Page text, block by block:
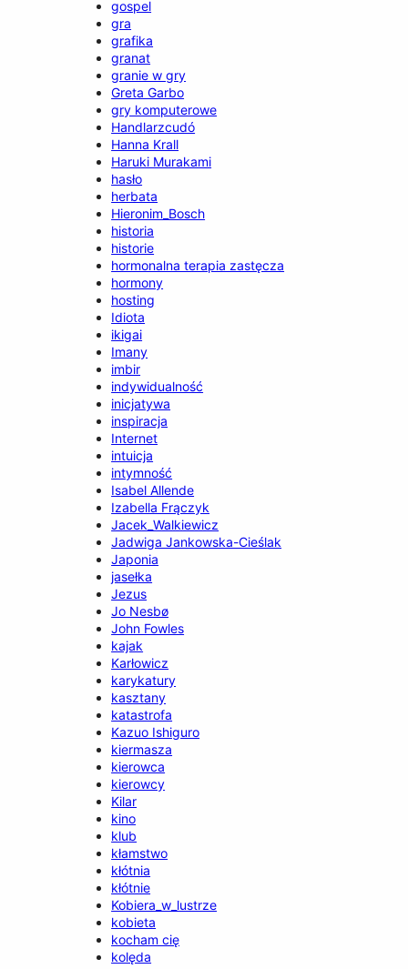
gospel
gra
grafika
granat
granie w gry
Greta Garbo
gry komputerowe
Handlarzcudó
Hanna Krall
Haruki Murakami
hasło
herbata
Hieronim_Bosch
historia
historie
hormonalna terapia zastęcza
hormony
hosting
Idiota
ikigai
Imany
imbir
indywidualność
inicjatywa
inspiracja
Internet
intuicja
intymność
Isabel Allende
Izabella Frączyk
Jacek_Walkiewicz
Jadwiga Jankowska-Cieślak
Japonia
jasełka
Jezus
Jo Nesbø
John Fowles
kajak
Karłowicz
karykatury
kasztany
katastrofa
Kazuo Ishiguro
kiermasza
kierowca
kierowcy
Kilar
kino
klub
kłamstwo
kłótnia
kłótnie
Kobiera_w_lustrze
kobieta
kocham cię
kolęda